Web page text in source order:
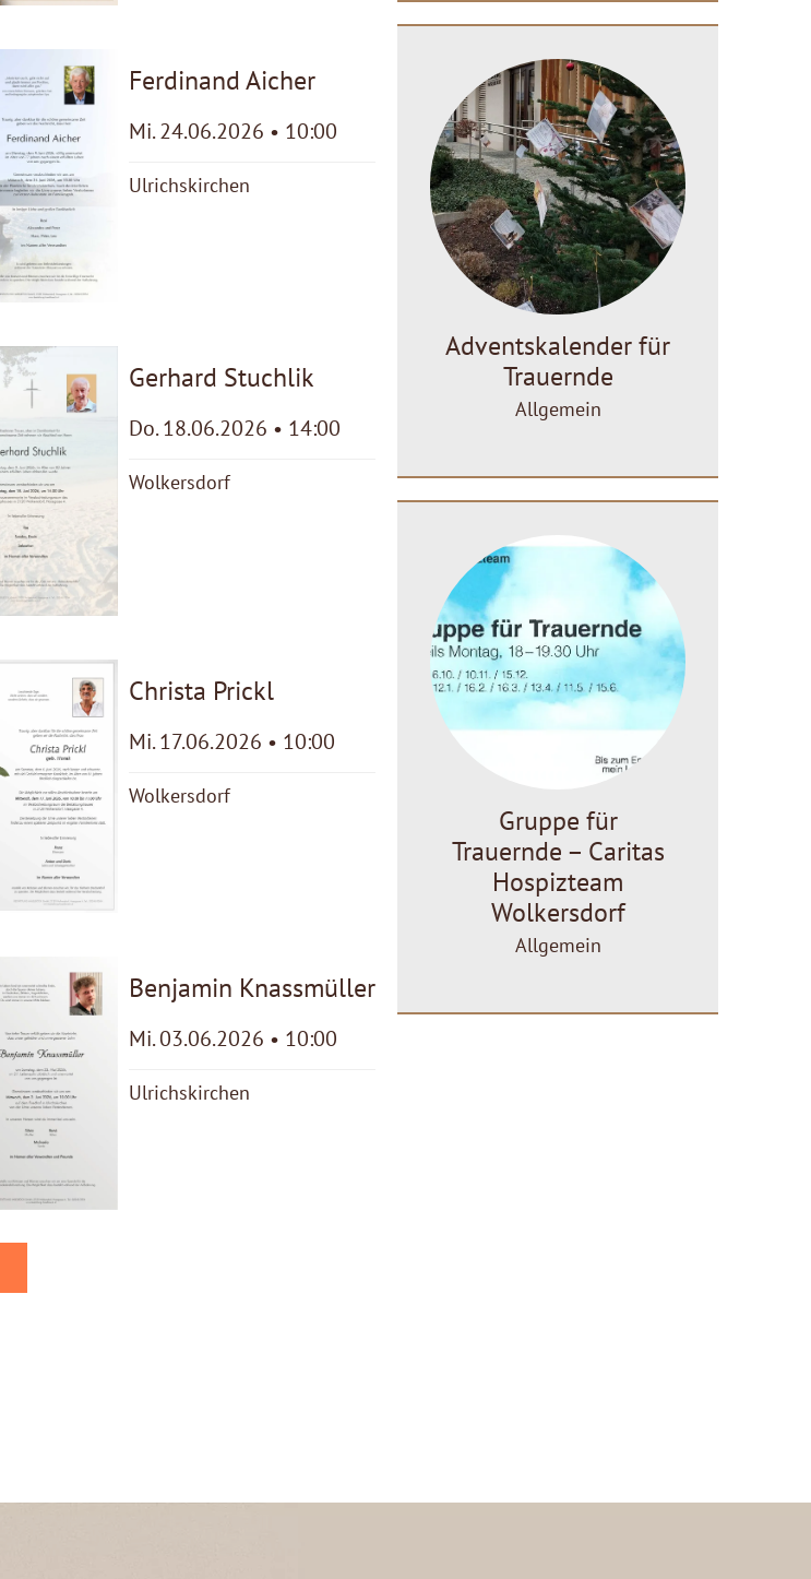
Ferdinand Aicher
Mi. 24.06.2026 • 10:00
Ulrichskirchen
Gerhard Stuchlik
Do. 18.06.2026 • 14:00
Wolkersdorf
Christa Prickl
Mi. 17.06.2026 • 10:00
Wolkersdorf
Benjamin Knassmüller
Mi. 03.06.2026 • 10:00
Ulrichskirchen
Adventskalender für
Trauernde
Allgemein
Gruppe für
Trauernde – Caritas
Hospizteam
Wolkersdorf
Allgemein